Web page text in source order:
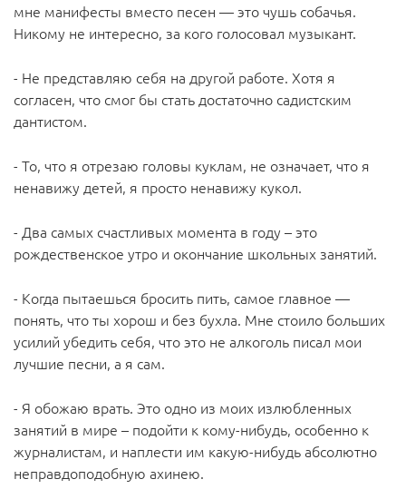
мне манифесты вместо песен — это чушь собачья.
Никому не интересно, за кого голосовал музыкант.
- Не представляю себя на другой работе. Хотя я
согласен, что смог бы стать достаточно садистским
дантистом.
- То, что я отрезаю головы куклам, не означает, что я
ненавижу детей, я просто ненавижу кукол.
- Два самых счастливых момента в году – это
рождественское утро и окончание школьных занятий.
- Когда пытаешься бросить пить, самое главное —
понять, что ты хорош и без бухла. Мне стоило больших
усилий убедить себя, что это не алкоголь писал мои
лучшие песни, а я сам.
- Я обожаю врать. Это одно из моих излюбленных
занятий в мире – подойти к кому-нибудь, особенно к
журналистам, и наплести им какую-нибудь абсолютно
неправдоподобную ахинею.